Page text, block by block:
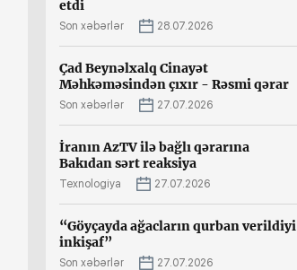
etdi
Son xəbərlər 28.07.2026
Çad Beynəlxalq Cinayət
Məhkəməsindən çıxır - Rəsmi qərar
Son xəbərlər 27.07.2026
İranın AzTV ilə bağlı qərarına
Bakıdan sərt reaksiya
Texnologiya 27.07.2026
“Göyçayda ağacların qurban verildiyi
inkişaf”
Son xəbərlər 27.07.2026